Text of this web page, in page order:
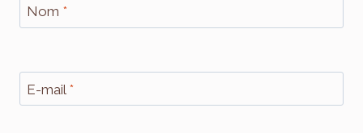
Nom *
E-mail *